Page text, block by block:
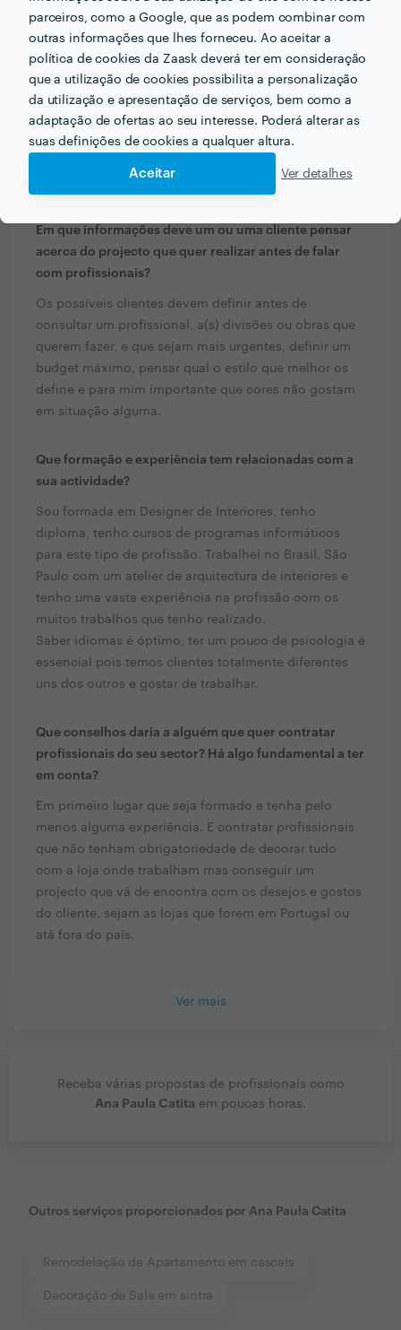
parceiros, como a Google, que as podem combinar com
outras informações que lhes forneceu. Ao aceitar a
política de cookies da Zaask deverá ter em consideração
que a utilização de cookies possibilita a personalização
da utilização e apresentação de serviços, bem como a
adaptação de ofertas ao seu interesse. Poderá alterar as
suas definições de cookies a qualquer altura.
Aceitar Ver detalhes
Em que informações deve um ou uma cliente pensar
acerca do projecto que quer realizar antes de falar
com profissionais?
Os possíveis clientes devem definir antes de
consultar um profissional, a(s) divisões ou obras que
querem fazer, e que sejam mais urgentes, definir um
budget máximo, pensar qual o estilo que melhor os
define e para mim importante que cores não gostam
em situação alguma.
Que formação e experiência tem relacionadas com a
sua actividade?
Sou formada em Designer de Interiores, tenho
diploma, tenho cursos de programas informáticos
para este tipo de profissão. Trabalhei no Brasil, São
Paulo com um atelier de arquitectura de interiores e
tenho uma vasta experiência na profissão com os
muitos trabalhos que tenho realizado.
Saber idiomas é óptimo, ter um pouco de psicologia é
essencial pois temos clientes totalmente diferentes
uns dos outros e gostar de trabalhar.
Que conselhos daria a alguém que quer contratar
profissionais do seu sector? Há algo fundamental a ter
em conta?
Em primeiro lugar que seja formado e tenha pelo
menos alguma experiência. E contratar profissionais
que não tenham obrigatoriedade de decorar tudo
com a loja onde trabalham mas conseguir um
projecto que vá de encontra com os desejos e gostos
do cliente, sejam as lojas que forem em Portugal ou
atá fora do país.
Ver mais
Receba várias propostas de profissionais como
Ana Paula Catita em poucas horas.
Outros serviços proporcionados por Ana Paula Catita
Remodelação de Apartamento em cascais
Decoração de Sala em sintra